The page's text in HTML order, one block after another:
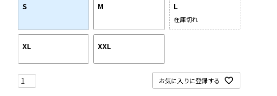
S
M L
在庫切れ
XL XXL
お気に入りに登録する